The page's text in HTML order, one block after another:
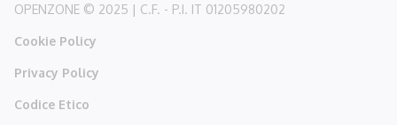
OPENZONE © 2025 | C.F. - P.I. IT 01205980202
Cookie Policy
Privacy Policy
Codice Etico